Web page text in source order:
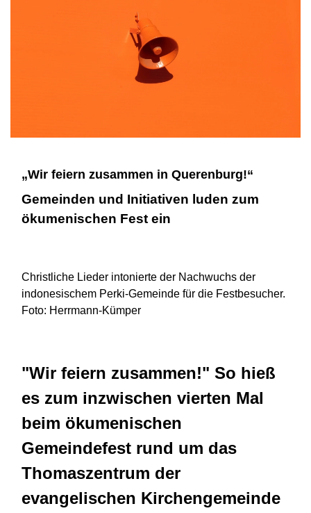
„Wir feiern zusammen in Querenburg!“
Gemeinden und Initiativen luden zum
ökumenischen Fest ein
Christliche Lieder intonierte der Nachwuchs der
indonesischem Perki-Gemeinde für die Festbesucher.
Foto: Herrmann-Kümper
"Wir feiern zusammen!" So hieß
es zum inzwischen vierten Mal
beim ökumenischen
Gemeindefest rund um das
Thomaszentrum der
evangelischen Kirchengemeinde